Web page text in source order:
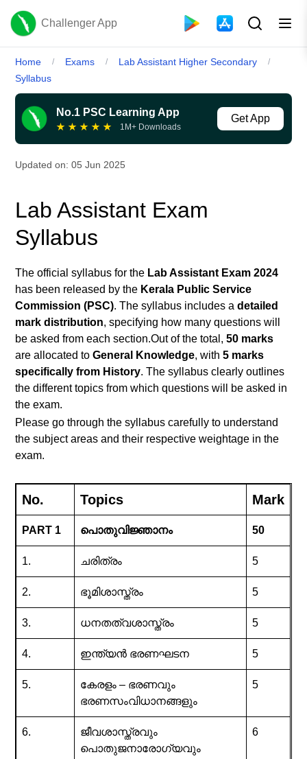
Challenger App
Home / Exams / Lab Assistant Higher Secondary /
Syllabus
No.1 PSC Learning App
★ ★ ★ ★ ★ 1M+ Downloads
Get App
Updated on:05 Jun 2025
Lab Assistant Exam
Syllabus
The official syllabus for the Lab Assistant Exam 2024
has been released by the Kerala Public Service
Commission (PSC). The syllabus includes adetailed
mark distribution, specifying how many questions will
be asked from each section.Out of the total,50 marks
are allocated toGeneral Knowledge, with5 marks
specifically from History. The syllabus clearly outlines
the different topics from which questions will be asked in
the exam.
Please go through the syllabus carefully to understand
the subject areas and their respective weightage in the
exam.
No. Topics Mark
PART 1 പൊതുവിജ്ഞാനം 50
1. ചരിത്രം 5
2. ഭൂമിശാസ്ത്രം 5
3. ധനതത്വശാസ്ത്രം 5
4. ഇന്ത്യൻ ഭരണഘടന 5
5.
കേരളം – ഭരണവും
ഭരണസംവിധാനങ്ങളും
5
6.
ജീവശാസ്ത്രവും
പൊതുജനാരോഗ്യവും
6